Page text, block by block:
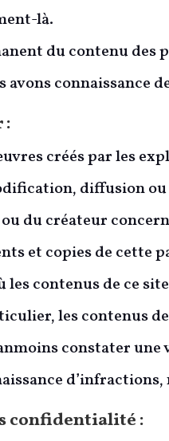
là.
du contenu des
avons connaissance
:
créés par les
diffusion ou
du créateur
et copies de cette
les contenus de ce
les contenus
constater
confidentialité :